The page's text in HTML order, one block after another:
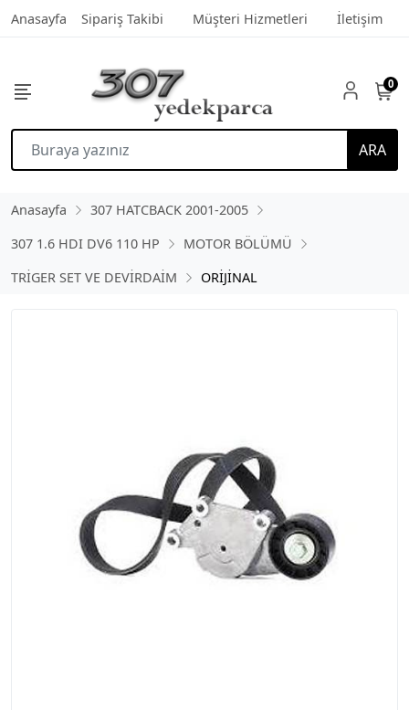
Anasayfa Sipariş Takibi Müşteri Hizmetleri İletişim
ARA
0
Anasayfa
307 HATCBACK 2001-2005
307 1.6 HDI DV6 110 HP
MOTOR BÖLÜMÜ
TRİGER SET VE DEVİRDAİM
ORİJİNAL